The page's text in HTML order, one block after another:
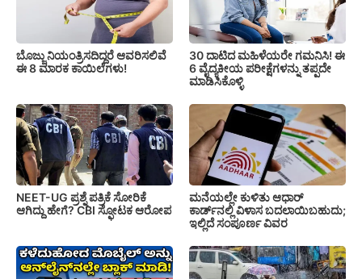
ಬೊಜ್ಜು ನಿಯಂತ್ರಿಸದಿದ್ದರೆ ಆವರಿಸಲಿವೆ
ಈ 8 ಮಾರಕ ಕಾಯಿಲೆಗಳು!
30 ದಾಟಿದ ಮಹಿಳೆಯರೇ ಗಮನಿಸಿ! ಈ
6 ವೈದ್ಯಕೀಯ ಪರೀಕ್ಷೆಗಳನ್ನು ತಪ್ಪದೇ
ಮಾಡಿಸಿಕೊಳ್ಳಿ
NEET-UG ಪ್ರಶ್ನೆ ಪತ್ರಿಕೆ ಸೋರಿಕೆ
ಆಗಿದ್ದು ಹೇಗೆ? CBI ಸ್ಫೋಟಕ ಆರೋಪ
ಮನೆಯಲ್ಲೇ ಕುಳಿತು ಆಧಾರ್
ಕಾರ್ಡ್‌ನಲ್ಲಿ ವಿಳಾಸ ಬದಲಾಯಿಬಹುದು;
ಇಲ್ಲಿದೆ ಸಂಪೂರ್ಣ ವಿವರ